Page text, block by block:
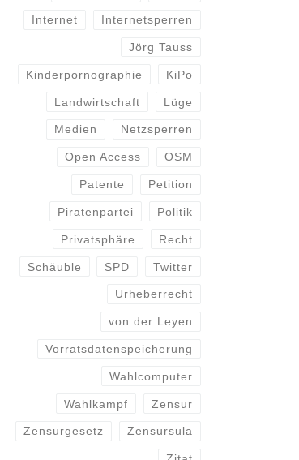
Internet Internetsperren
Jörg Tauss
Kinderpornographie KiPo
Landwirtschaft Lüge
Medien Netzsperren
Open Access OSM
Patente Petition
Piratenpartei Politik
Privatsphäre Recht
Schäuble SPD Twitter
Urheberrecht
von der Leyen
Vorratsdatenspeicherung
Wahlcomputer
Wahlkampf Zensur
Zensurgesetz Zensursula